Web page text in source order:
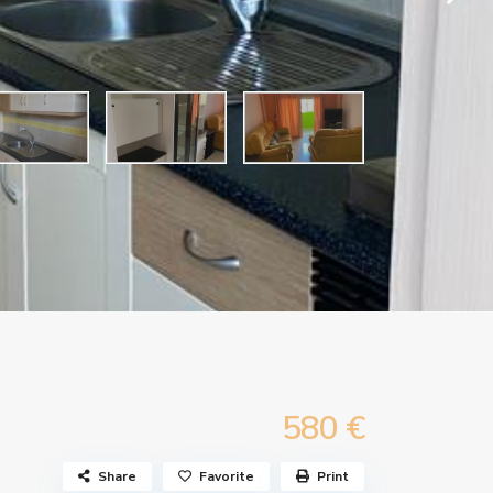
580 €
Share Favorite Print